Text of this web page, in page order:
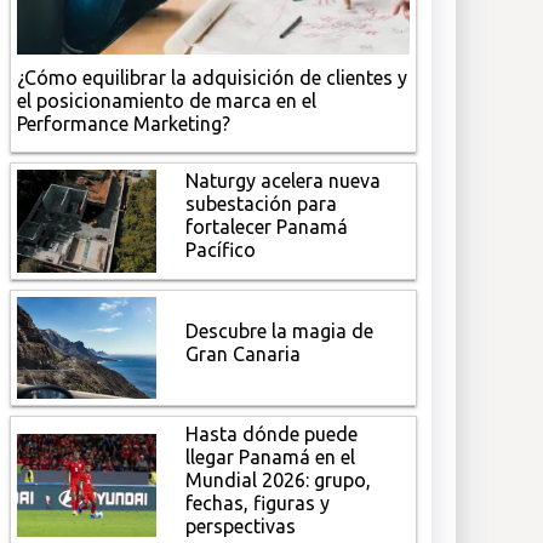
¿Cómo equilibrar la adquisición de clientes y
el posicionamiento de marca en el
Performance Marketing?
Naturgy acelera nueva
subestación para
fortalecer Panamá
Pacífico
Descubre la magia de
Gran Canaria
Hasta dónde puede
llegar Panamá en el
Mundial 2026: grupo,
fechas, figuras y
perspectivas